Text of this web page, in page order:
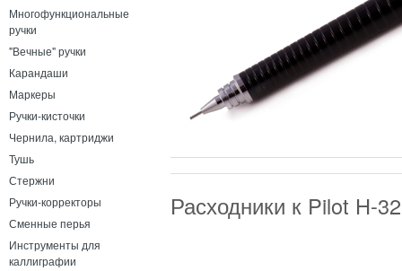
Многофункциональные
ручки
"Вечные" ручки
Карандаши
Маркеры
Ручки-кисточки
Чернила, картриджи
Тушь
Стержни
Ручки-корректоры
Сменные перья
Инструменты для
каллиграфии
Расходники к Pilot H-